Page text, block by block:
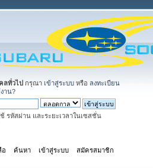
ลทั่วไป กรุณา เข้าสู่ระบบ หรือ ลงทะเบียน
าน?
รหัสผ่าน และระยะเวลาในเซสชั่น
อ ค้นหา เข้าสู่ระบบ สมัครสมาชิก